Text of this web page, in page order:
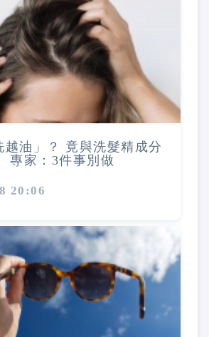
越油」？ 竟與洗髮精成分
專家：3件事別做
20:06